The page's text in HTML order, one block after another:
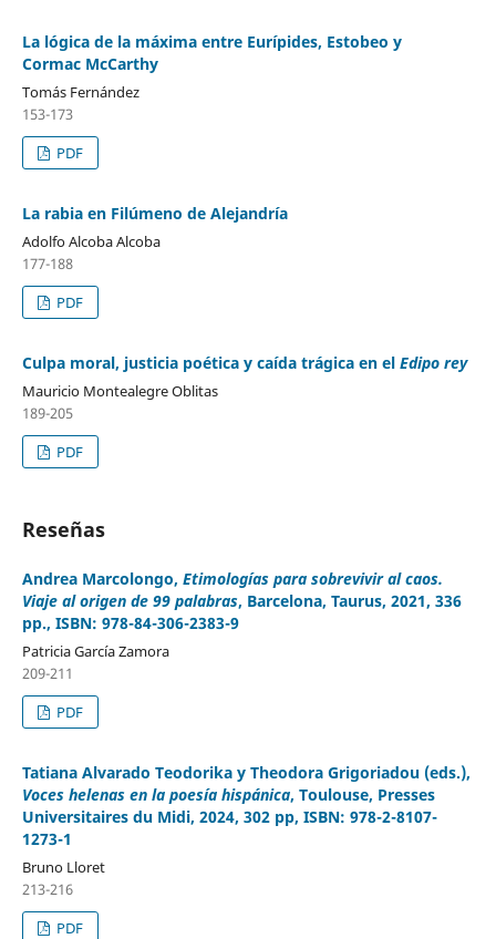
La lógica de la máxima entre Eurípides, Estobeo y
Cormac McCarthy
Tomás Fernández
153-173
PDF
La rabia en Filúmeno de Alejandría
Adolfo Alcoba Alcoba
177-188
PDF
Culpa moral, justicia poética y caída trágica en el Edipo rey
Mauricio Montealegre Oblitas
189-205
PDF
Reseñas
Andrea Marcolongo, Etimologías para sobrevivir al caos.
Viaje al origen de 99 palabras, Barcelona, Taurus, 2021, 336
pp., ISBN: 978-84-306-2383-9
Patricia García Zamora
209-211
PDF
Tatiana Alvarado Teodorika y Theodora Grigoriadou (eds.),
Voces helenas en la poesía hispánica, Toulouse, Presses
Universitaires du Midi, 2024, 302 pp, ISBN: 978-2-8107-
1273-1
Bruno Lloret
213-216
PDF